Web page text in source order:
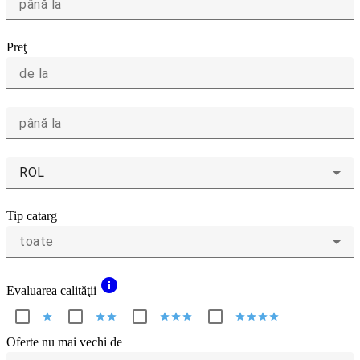
până la
Preţ
de la
până la
ROL
Tip catarg
toate
Evaluarea calităţii info
star starstar starstarstar starstarstarstar
Oferte nu mai vechi de